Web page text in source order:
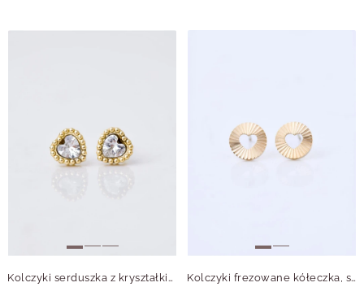
Kolczyki serduszka z kryształkiem, złoty S206087Z00 Kolczyki frezowane kółeczka, serduszka, stal pozłacana S211744Z00